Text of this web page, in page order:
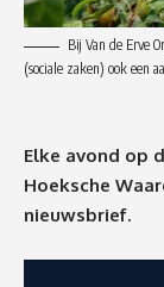
Bij Van de Erve
(sociale zaken) ook een
Elke avond op
Hoeksche
nieuwsbrief.